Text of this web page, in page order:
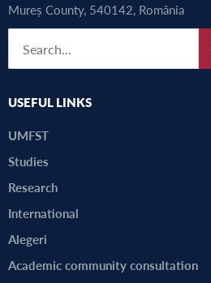
Mureș County, 540142, România
USEFUL LINKS
UMFST
Studies
Research
International
Alegeri
Academic community consultation